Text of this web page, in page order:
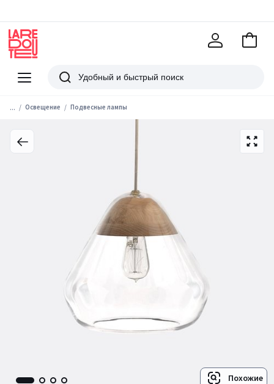
Меню
Redoute
Поиск
В
... Освещение Подвесные лампы
Похожие